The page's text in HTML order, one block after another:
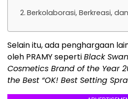
Berkolaborasi, Berkreasi,
Selain itu, ada penghargaan
oleh PRAMY sepertiBlack
Cosmetics Brand of the Year
the Best “OK! Best Setting